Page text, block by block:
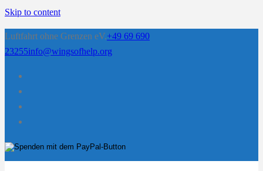
Skip to content
Luftfahrt ohne Grenzen eV.+49 69 690
23255info@wingsofhelp.org